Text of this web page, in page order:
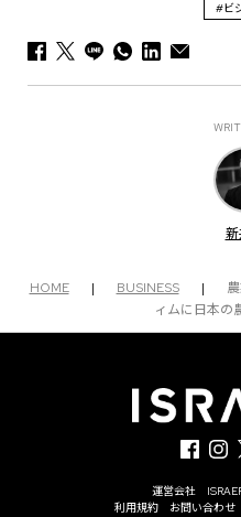
#ビ
HOME | BUSINESS |
ィムに日本の
運営会社
利用規約
お問い合わせ